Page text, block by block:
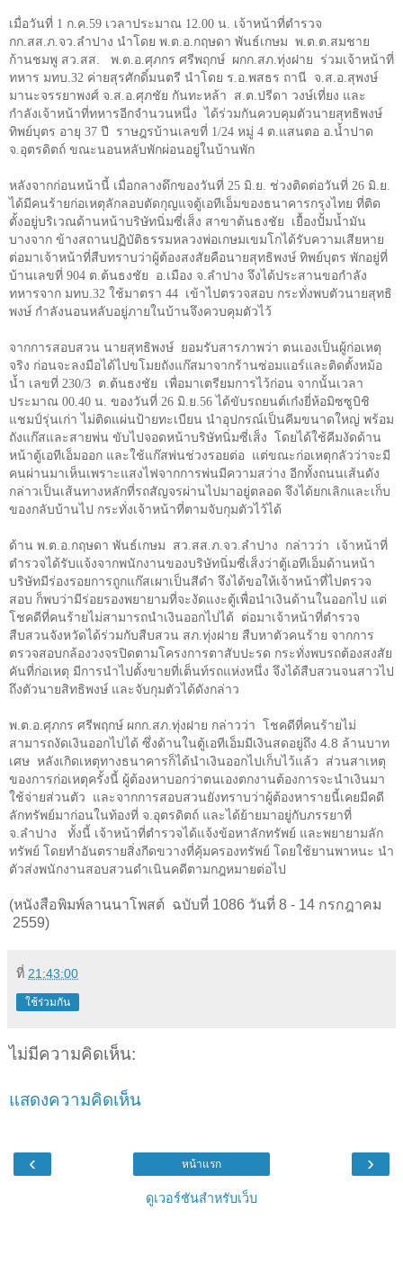
เมื่อวันที่ 1 ก.ค. 59 เวลาประมาณ 12.00 น. เจ้าหน้าที่ตำรวจ
กก.สส.ภ.จว.ลำปาง นำโดย พ.ต.อ.กฤษดา พันธ์เกษม พ.ต.ต.สมชาย
ก้านชมพู สว.สส. พ.ต.อ.ศุภกร ศรีพฤกษ์ ผกก.สภ.ทุ่งฝาย ร่วมเจ้าหน้าที่
ทหาร มทบ. 32 ค่ายสุรศักดิ์มนตรี นำโดย ร.อ.พสธร ถานี จ.ส.อ.สุพงษ์
มานะจรรยาพงศ์ จ.ส.อ.ศุภชัย กันทะหล้า ส.ต.ปรีดา วงษ์เที่ยง และ
กำลังเจ้าหน้าที่ทหารอีกจำนวนหนึ่ง ได้ร่วมกันควบคุมตัวนายสุทธิพงษ์
ทิพย์บุตร อายุ 37 ปี ราษฎรบ้านเลขที่ 1/24 หมู่ 4 ต.แสนตอ อ.น้ำปาด
จ.อุตรดิตถ์ ขณะนอนหลับพักผ่อนอยู่ในบ้านพัก
หลังจากก่อนหน้านี้ เมื่อกลางดึกของวันที่ 25 มิ.ย. ช่วงติดต่อวันที่ 26 มิ.ย.
ได้มีคนร้ายก่อเหตุลักลอบตัดกุญแจตู้เอทีเอ็มของธนาคารกรุงไทย ที่ติด
ตั้งอยู่บริเวณด้านหน้าบริษัทนิ่มซี่เส็ง สาขาต้นธงชัย เยื้องปั้มน้ำมัน
บางจาก ข้างสถานปฏิบัติธรรมหลวงพ่อเกษมเขมโกได้รับความเสียหาย
ต่อมาเจ้าหน้าที่สืบทราบว่าผู้ต้องสงสัยคือนายสุทธิพงษ์ ทิพย์บุตร พักอยู่ที่
บ้านเลขที่ 904 ต.ต้นธงชัย อ.เมือง จ.ลำปาง จึงได้ประสานขอกำลัง
ทหารจาก มทบ. 32 ใช้มาตรา 44 เข้าไปตรวจสอบ กระทั่งพบตัวนายสุทธิ
พงษ์ กำลังนอนหลับอยู่ภายในบ้านจึงควบคุมตัวไว้
จากการสอบสวน นายสุทธิพงษ์ ยอมรับสารภาพว่า ตนเองเป็นผู้ก่อเหตุ
จริง ก่อนจะลงมือได้ไปขโมยถังแก๊สมาจากร้านซ่อมแอร์และติดตั้งหม้อ
น้ำ เลขที่ 230/3 ต.ต้นธงชัย เพื่อมาเตรียมการไว้ก่อน จากนั้นเวลา
ประมาณ 00.40 น. ของวันที่ 26 มิ.ย. 56 ได้ขับรถยนต์เก๋งยี่ห้อมิซซูบิชิ
แชมป์รุ่นเก่า ไม่ติดแผ่นป้ายทะเบียน นำอุปกรณ์เป็นคีมขนาดใหญ่ พร้อม
ถังแก๊สและสายพ่น ขับไปจอดหน้าบริษัทนิ่มซี่เส็ง โดยได้ใช้คีมงัดด้าน
หน้าตู้เอทีเอ็มออก และใช้แก๊สพ่นช่วงรอยต่อ แต่ขณะก่อเหตุกลัวว่าจะมี
คนผ่านมาเห็นเพราะแสงไฟจากการพ่นมีความสว่าง อีกทั้งถนนเส้นดัง
กล่าวเป็นเส้นทางหลักที่รถสัญจรผ่านไปมาอยู่ตลอด จึงได้ยกเลิกและเก็บ
ของกลับบ้านไป กระทั่งเจ้าหน้าที่ตามจับกุมตัวไว้ได้
ด้าน พ.ต.อ.กฤษดา พันธ์เกษม สว.สส.ภ.จว.ลำปาง กล่าวว่า เจ้าหน้าที่
ตำรวจได้รับแจ้งจากพนักงานของบริษัทนิ่มซี่เส็งว่าตู้เอทีเอ็มด้านหน้า
บริษัทมีร่องรอยการถูกแก๊สเผาเป็นสีดำ จึงได้ขอให้เจ้าหน้าที่ไปตรวจ
สอบ ก็พบว่ามีร่อยรองพยายามที่จะงัดแงะตู้เพื่อนำเงินด้านในออกไป แต่
โชคดีที่คนร้ายไม่สามารถนำเงินออกไปได้ ต่อมาเจ้าหน้าที่ตำรวจ
สืบสวนจังหวัดได้ร่วมกับสืบสวน สภ.ทุ่งฝาย สืบหาตัวคนร้าย จากการ
ตรวจสอบกล้องวงจรปิดตามโครงการตาสับปะรด กระทั่งพบรถต้องสงสัย
คันที่ก่อเหตุ มีการนำไปตั้งขายที่เต็นท์รถแห่งหนึ่ง จึงได้สืบสวนจนสาวไป
ถึงตัวนายสิทธิพงษ์ และจับกุมตัวได้ดังกล่าว
พ.ต.อ.ศุภกร ศรีพฤกษ์ ผกก.สภ.ทุ่งฝาย กล่าวว่า โชคดีที่คนร้ายไม่
สามารถงัดเงินออกไปได้ ซึ่งด้านในตู้เอทีเอ็มมีเงินสดอยู่ถึง 4.8 ล้านบาท
เศษ หลังเกิดเหตุทางธนาคารก็ได้นำเงินออกไปเก็บไว้แล้ว ส่วนสาเหตุ
ของการก่อเหตุครั้งนี้ ผู้ต้องหาบอกว่าตนเองตกงานต้องการจะนำเงินมา
ใช้จ่ายส่วนตัว และจากการสอบสวนยังทราบว่าผู้ต้องหารายนี้เคยมีคดี
ลักทรัพย์มาก่อนในท้องที่ จ.อุตรดิตถ์ และได้ย้ายมาอยู่กับภรรยาที่
จ.ลำปาง ทั้งนี้ เจ้าหน้าที่ตำรวจได้แจ้งข้อหาลักทรัพย์ และพยายามลัก
ทรัพย์ โดยทำอันตรายสิ่งกีดขวางที่คุ้มครองทรัพย์ โดยใช้ยานพาหนะ นำ
ตัวส่งพนักงานสอบสวนดำเนินคดีตามกฎหมายต่อไป
(หนังสือพิมพ์ลานนาโพสต์ ฉบับที่ 1086 วันที่ 8 - 14 กรกฎาคม
2559)
ที่ 21:43:00
ใช้ร่วมกัน
ไม่มีความคิดเห็น:
แสดงความคิดเห็น
‹ ›
หน้าแรก
ดูเวอร์ชันสำหรับเว็บ